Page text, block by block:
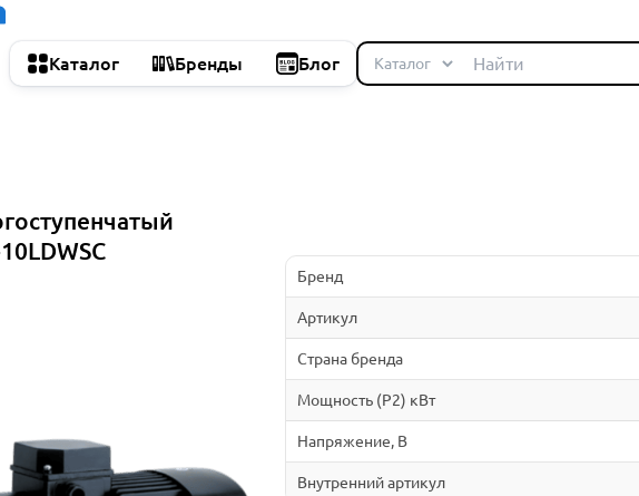
Каталог Бренды Блог
Бренд
Артикул
Страна бренда
Мощность (P2) кВт
Напряжение, В
Внутренний артикул